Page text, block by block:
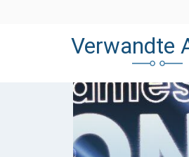
Verwandte